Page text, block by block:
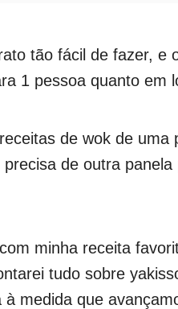
tão fácil de fazer, e
1 pessoa quanto em
de wok de uma
de outra
minha receita
tudo sobre
à medida que